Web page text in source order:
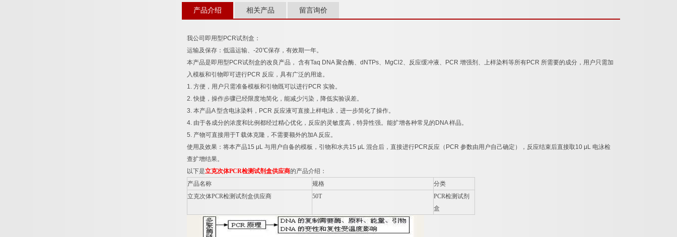
产品介绍 相关产品 留言询价
我公司即用型 PCR试剂盒：
运输及保存：低温运输、 -20℃保存，有效期一年。
本产品是即用型 PCR试剂盒的改良产品， 含有Taq DNA聚合酶、 dNTPs、 MgCl2、反应缓冲液、 PCR 增强剂、上样染料等所有PCR 所需要的成分，用户只需加
入模板和引物即可进行PCR 反应，具有广泛的用途。
1. 方便，用户只需准备模板和引物既可以进行PCR 实验。
2.快捷，操作步骤已经限度地简化，能减少污染，降低实验误差。
3. 本产品A型含电泳染料， PCR 反应液可直接上样电泳，进一步简化了操作。
4. 由于各成分的浓度和比例都经过精心优化，反应的灵敏度高，特异性强。能扩增各种常见的 DNA样品。
5. 产物可直接用于T 载体克隆，不需要额外的加A 反应。
使用及效果：将本产品15 μL 与用户自备的模板，引物和水共15 μL 混合后，直接进行PCR反应（ PCR 参数由用户自己确定），反应结束后直接取10 μL 电泳检
查扩增结果。
以下是立克次体PCR检测试剂盒供应商的产品介绍：
产品名称
规格
分类
立克次体PCR检测试剂盒供应商 50T PCR检测试剂
盒